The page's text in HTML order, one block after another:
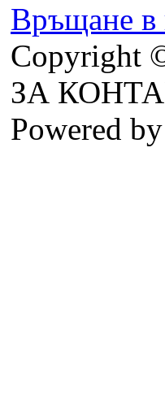
Връщане в
Copyright
ЗА
Powered by